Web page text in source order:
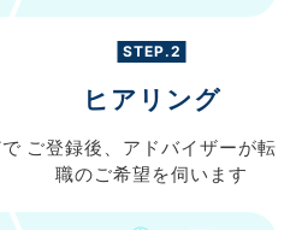
STEP.2
ヒアリング
ご登録後、 アドバイザーが転
職のご希望を伺います